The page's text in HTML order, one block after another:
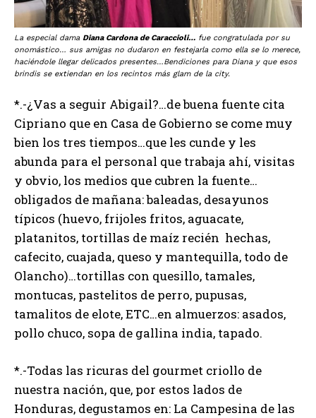
La especial dama Diana Cardona de Caraccioli… fue congratulada por su
onomástico… sus amigas no dudaron en festejarla como ella se lo merece,
haciéndole llegar delicados presentes…Bendiciones para Diana y que esos
brindis se extiendan en los recintos más glam de la city.
*.-¿Vas a seguir Abigail?…de buena fuente cita
Cipriano que en Casa de Gobierno se come muy
bien los tres tiempos…que les cunde y les
abunda para el personal que trabaja ahí, visitas
y obvio, los medios que cubren la fuente…
obligados de mañana: baleadas, desayunos
típicos (huevo, frijoles fritos, aguacate,
platanitos, tortillas de maíz recién hechas,
cafecito, cuajada, queso y mantequilla, todo de
Olancho)…tortillas con quesillo, tamales,
montucas, pastelitos de perro, pupusas,
tamalitos de elote, ETC…en almuerzos: asados,
pollo chuco, sopa de gallina india, tapado.
*.-Todas las ricuras del gourmet criollo de
nuestra nación, que, por estos lados de
Honduras, degustamos en: La Campesina de las